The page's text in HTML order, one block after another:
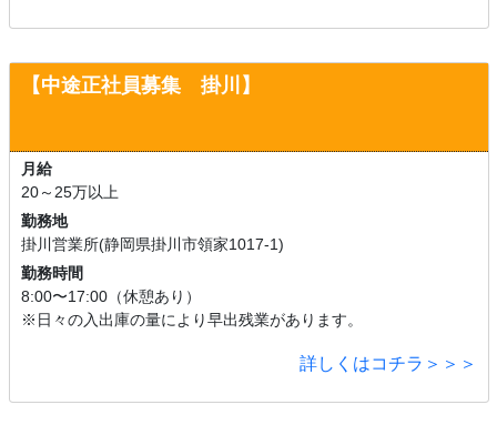
【中途正社員募集 掛川】
月給
20～25万以上
勤務地
掛川営業所(静岡県掛川市領家1017-1)
勤務時間
8:00〜17:00（休憩あり）
※日々の入出庫の量により早出残業があります。
詳しくはコチラ＞＞＞